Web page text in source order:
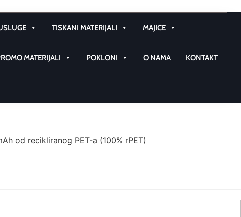
TISKANI MATERIJALI MAJICE
MATERIJALI POKLONI O NAMA KONTAKT
od recikliranog PET-a (100% rPET)